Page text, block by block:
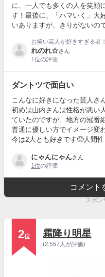
に、一人でも多くの人を笑顔
す！最後に、「ハマいく」大
いありますが、きりがないの
お笑い芸人が好きすぎる者
れのれ☆さん
1位の評価
ダントツで面白い
こんなに好きになった芸人さ
初めは山内さんは性格が悪い
ていたのですが、地方の冠番
普通に優しい方でイメージ変
今は2人とも好きです🥺人間
にゃんにゃんさん
1位の評価
コメント
スポン
2位 霜降り明星
(2,557人が評価)